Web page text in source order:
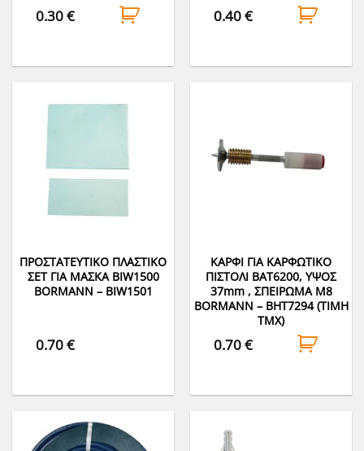
0.30€ 0.40€
ΠΡΟΣΤΑΤΕΥΤΙΚΟ ΠΛΑΣΤΙΚΟ
ΣΕΤ ΓΙΑ ΜΑΣΚΑ BIW1500
BORMANN – BIW1501
0.70€
ΚΑΡΦΙ ΓΙΑ ΚΑΡΦΩΤΙΚΟ
ΠΙΣΤΟΛΙ BAT6200, ΥΨΟΣ
37mm , ΣΠΕΙΡΩΜΑ Μ8
BORMANN – BHT7294 (ΤΙΜΗ
ΤΜΧ)
0.70€